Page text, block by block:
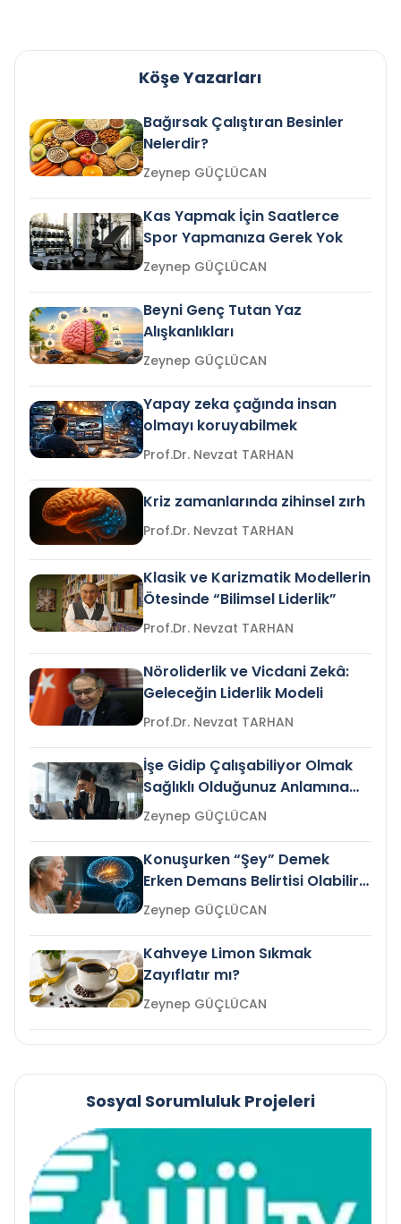
Köşe Yazarları
Bağırsak Çalıştıran Besinler
Nelerdir?
Zeynep GÜÇLÜCAN
Kas Yapmak İçin Saatlerce
Spor Yapmanıza Gerek Yok
Zeynep GÜÇLÜCAN
Beyni Genç Tutan Yaz
Alışkanlıkları
Zeynep GÜÇLÜCAN
Yapay zeka çağında insan
olmayı koruyabilmek
Prof.Dr. Nevzat TARHAN
Kriz zamanlarında zihinsel zırh
Prof.Dr. Nevzat TARHAN
Klasik ve Karizmatik Modellerin
Ötesinde “Bilimsel Liderlik”
Prof.Dr. Nevzat TARHAN
Nöroliderlik ve Vicdani Zekâ:
Geleceğin Liderlik Modeli
Prof.Dr. Nevzat TARHAN
İşe Gidip Çalışabiliyor Olmak
Sağlıklı Olduğunuz Anlamına
Gelir mi?Zeynep GÜÇLÜCAN
Konuşurken “Şey” Demek
Erken Demans Belirtisi Olabilir
mi?
Zeynep GÜÇLÜCAN
Kahveye Limon Sıkmak
Zayıflatır mı?
Zeynep GÜÇLÜCAN
Sosyal Sorumluluk Projeleri